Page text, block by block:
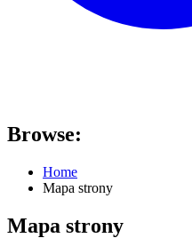
Browse:
Home
Mapa strony
Mapa strony